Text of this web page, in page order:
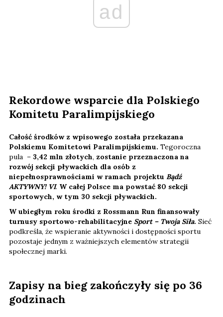
ad
Rekordowe wsparcie dla Polskiego
Komitetu Paralimpijskiego
Całość środków z wpisowego została przekazana
Polskiemu Komitetowi Paralimpijskiemu. Tegoroczna
pula – 3,42 mln złotych, zostanie przeznaczona na
rozwój sekcji pływackich dla osób z
niepełnosprawnościami w ramach projektu Bądź
AKTYWNY! VI. W całej Polsce ma powstać 80 sekcji
sportowych, w tym 30 sekcji pływackich.
W ubiegłym roku środki z Rossmann Run finansowały
turnusy sportowo-rehabilitacyjne Sport – Twoja Siła. Sieć
podkreśla, że wspieranie aktywności i dostępności sportu
pozostaje jednym z ważniejszych elementów strategii
społecznej marki.
Zapisy na bieg zakończyły się po 36
godzinach